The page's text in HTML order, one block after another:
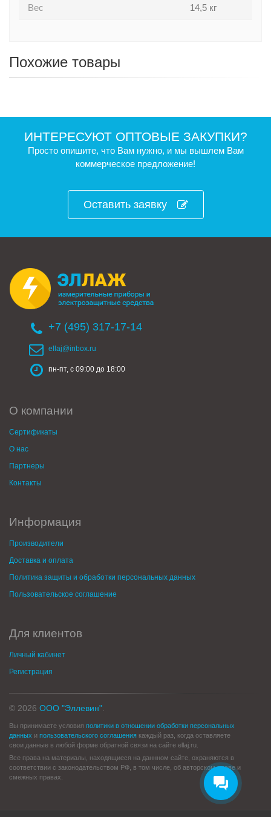
Вес 14,5 кг
Похожие товары
ИНТЕРЕСУЮТ ОПТОВЫЕ ЗАКУПКИ?
Просто опишите, что Вам нужно, и мы вышлем Вам
коммерческое предложение!
Оставить заявку
+7 (495) 317-17-14
ellaj@inbox.ru
пн-пт, с 09:00 до 18:00
О компании
Сертификаты
О нас
Партнеры
Контакты
Информация
Производители
Доставка и оплата
Политика защиты и обработки персональных данных
Пользовательское соглашение
Для клиентов
Личный кабинет
Регистрация
© 2026 ООО "Эллевин"
Вы принимаете условия политики в отношении обработки персональных
данных и пользовательского соглашения каждый раз, когда оставляете
свои данные в любой форме обратной связи на сайте ellaj.ru.
Все права на материалы, находящиеся на даннном сайте, охраняются в
соответствии с законодательством РФ, в том числе, об авторском праве и
смежных правах.